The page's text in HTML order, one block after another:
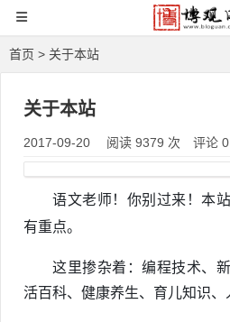
首页 > 关于本站
关于本站
2017-09-20 阅读 9379 次 评论
语文老师！你别过来！本
有重点。
这里掺杂着：编程技术、
活百科、健康养生、育儿知识、